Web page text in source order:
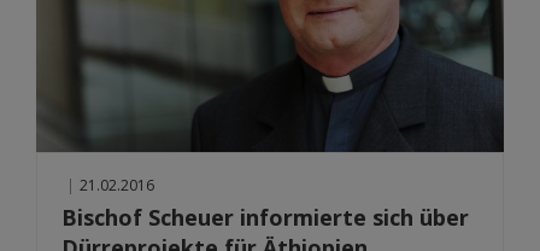
| 21.02.2016
Bischof Scheuer informierte sich über